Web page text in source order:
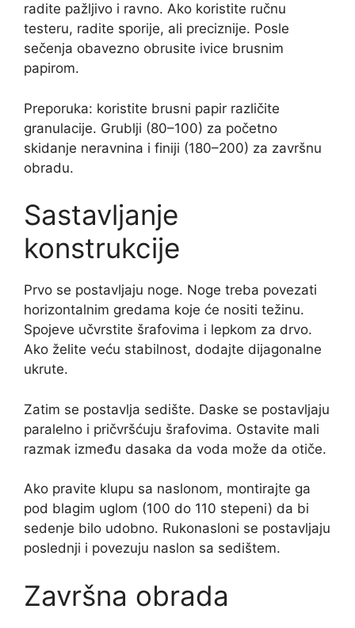
radite pažljivo i ravno. Ako koristite ručnu
testeru, radite sporije, ali preciznije. Posle
sečenja obavezno obrusite ivice brusnim
papirom.
Preporuka: koristite brusni papir različite
granulacije. Grublji (80–100) za početno
skidanje neravnina i finiji (180–200) za završnu
obradu.
Sastavljanje
konstrukcije
Prvo se postavljaju noge. Noge treba povezati
horizontalnim gredama koje će nositi težinu.
Spojeve učvrstite šrafovima i lepkom za drvo.
Ako želite veću stabilnost, dodajte dijagonalne
ukrute.
Zatim se postavlja sedište. Daske se postavljaju
paralelno i pričvršćuju šrafovima. Ostavite mali
razmak između dasaka da voda može da otiče.
Ako pravite klupu sa naslonom, montirajte ga
pod blagim uglom (100 do 110 stepeni) da bi
sedenje bilo udobno. Rukonasloni se postavljaju
poslednji i povezuju naslon sa sedištem.
Završna obrada